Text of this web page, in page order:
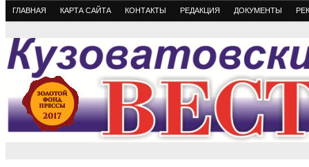
ГЛАВНАЯ КАРТА САЙТА КОНТАКТЫ РЕДАКЦИЯ ДОКУМЕНТЫ